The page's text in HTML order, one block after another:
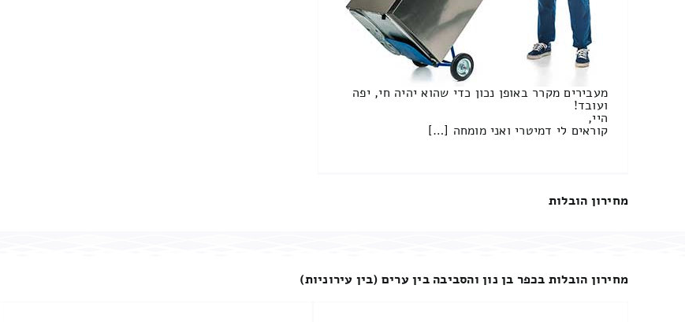
מעבירים מקרר באופן נכון כדי שהוא יהיה חי, יפה
ועובד!
היי,
קוראים לי דמיטרי ואני מומחה […]
מחירון הובלות
מחירון הובלות בכפר בן נון והסביבה בין ערים (בין עירוניות)